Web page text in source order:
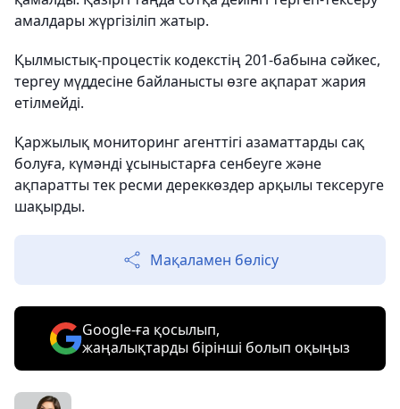
амалдары жүргізіліп жатыр.
Қылмыстық-процестік кодекстің 201-бабына сәйкес,
тергеу мүддесіне байланысты өзге ақпарат жария
етілмейді.
Қаржылық мониторинг агенттігі азаматтарды сақ
болуға, күмәнді ұсыныстарға сенбеуге және
ақпаратты тек ресми дереккөздер арқылы тексеруге
шақырды.
Мақаламен бөлісу
Google-ға қосылып,
жаңалықтарды бірінші болып оқыңыз